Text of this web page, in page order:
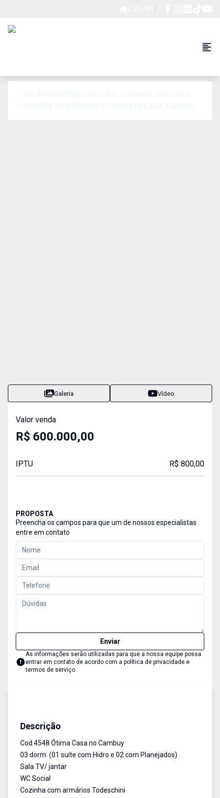
Galeria Vídeo
Valor venda
R$ 600.000,00
IPTU R$ 800,00
PROPOSTA
Preencha os campos para que um de nossos especialistas
entre em contato
Enviar
As informações serão utilizadas para que a nossa equipe possa
entrar em contato de acordo com a política de privacidade e
termos de serviço
Descrição
Cod 4548 Ótima Casa no Cambuy
03 dorm. (01 suíte com Hidro e 02 com Planejados)
Sala TV/ jantar
WC Social
Cozinha com armários Todeschini